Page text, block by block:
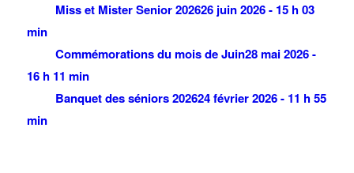
Miss et Mister Senior 202626 juin 2026 - 15 h 03
min
Commémorations du mois de Juin28 mai 2026 -
16 h 11 min
Banquet des séniors 202624 février 2026 - 11 h 55
min